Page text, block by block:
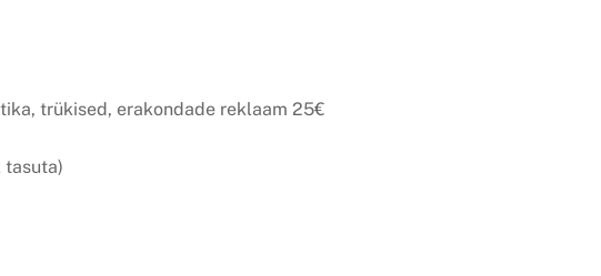
trükised, erakondade reklaam 25€
tasuta)